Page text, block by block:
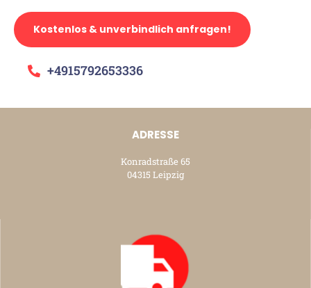
Kostenlos & unverbindlich anfragen!
+4915792653336
ADRESSE
Konradstraße 65
04315 Leipzig